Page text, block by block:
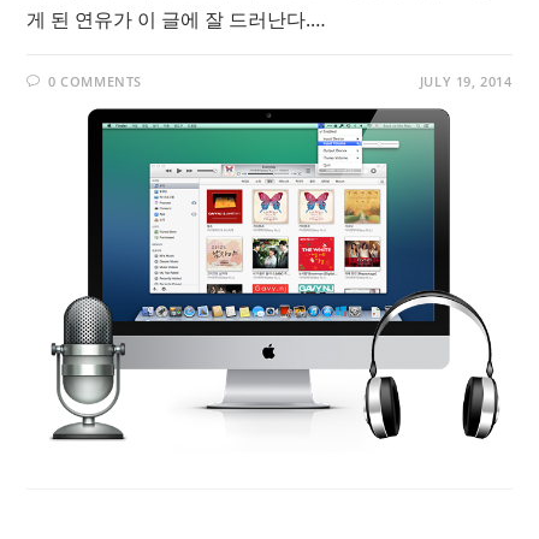
게 된 연유가 이 글에 잘 드러난다.…
0 COMMENTS JULY 19, 2014